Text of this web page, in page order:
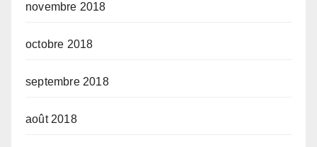
novembre 2018
octobre 2018
septembre 2018
août 2018